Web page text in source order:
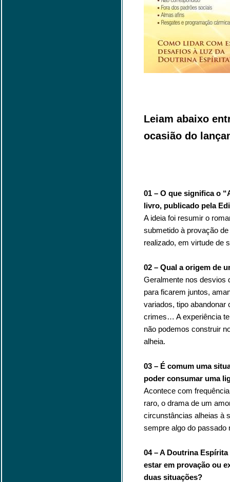
Leiam abaixo
ocasião do
01 – O que significa o
livro, publicado pela
A ideia foi resumir o
submetido à provação
realizado, em virtude de
02 – Qual a origem de
Geralmente nos desvios
para ficarem juntos,
variados, tipo abandonar
crimes… A experiência
não podemos construir
alheia.
03 – É comum uma
poder consumar uma
Acontece com
raro, o drama de um
circunstâncias alheias à
sempre algo do
04 – A Doutrina
estar em provação ou
duas situações?